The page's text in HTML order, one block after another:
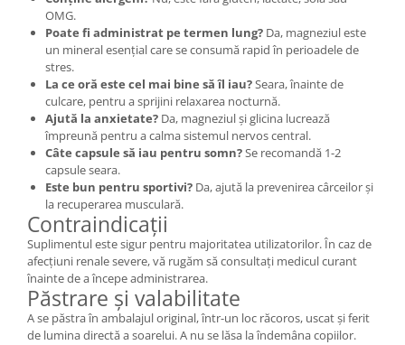
OMG.
Poate fi administrat pe termen lung? Da, magneziul este
un mineral esențial care se consumă rapid în perioadele de
stres.
La ce oră este cel mai bine să îl iau?Seara, înainte de
culcare, pentru a sprijini relaxarea nocturnă.
Ajută la anxietate? Da, magneziul și glicina lucrează
împreună pentru a calma sistemul nervos central.
Câte capsule să iau pentru somn?Se recomandă 1-2
capsule seara.
Este bun pentru sportivi? Da, ajută la prevenirea cârceilor și
la recuperarea musculară.
Contraindicații
Suplimentul este sigur pentru majoritatea utilizatorilor. În caz de
afecțiuni renale severe, vă rugăm să consultați medicul curant
înainte de a începe administrarea.
Păstrare și valabilitate
A se păstra în ambalajul original, într-un loc răcoros, uscat și ferit
de lumina directă a soarelui. A nu se lăsa la îndemâna copiilor.